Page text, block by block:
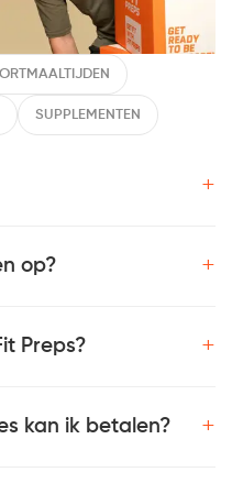
SUPPLEMENTEN
+
op? +
Preps? +
kan ik betalen? +